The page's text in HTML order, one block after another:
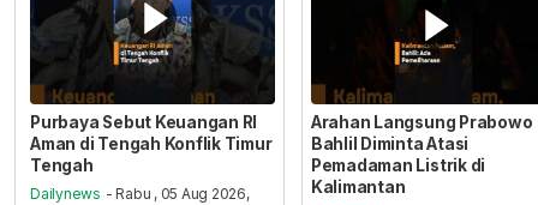
Purbaya Sebut Keuangan RI
Aman di Tengah Konflik Timur
Tengah
Dailynews - Rabu , 05 Aug 2026,
Arahan Langsung Prabowo
Bahlil Diminta Atasi
Pemadaman Listrik di
Kalimantan